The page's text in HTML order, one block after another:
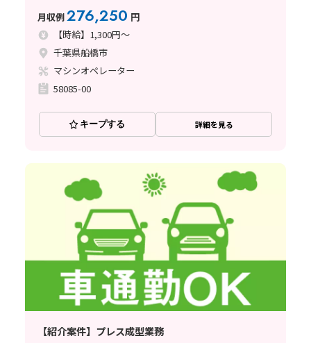
サイズにカットする業務
月収例276,250 円
【時給】1,300円～
千葉県船橋市
マシンオペレーター
58085-00
キープする 詳細を見る
【紹介案件】プレス成型業務